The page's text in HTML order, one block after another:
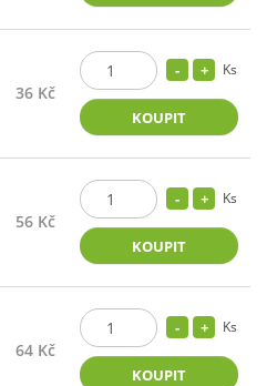
36 Kč
Ks
KOUPIT
56 Kč
Ks
KOUPIT
64 Kč
Ks
KOUPIT